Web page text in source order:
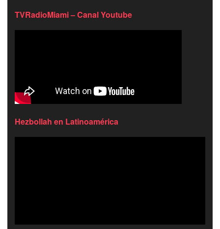
TVRadioMiami – Canal Youtube
Hezbollah en Latinoamérica